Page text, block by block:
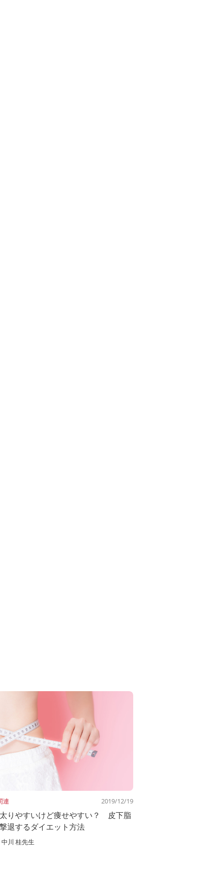
連 2019/12/19
りやすいけど痩せやすい？ 皮下脂
退するダイエット方法
中川 桂先生